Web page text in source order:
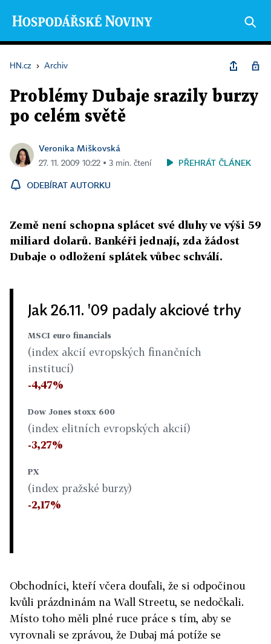
HN.cz › Archiv
Problémy Dubaje srazily burzy
po celém světě
Veronika Miškovská
27. 11. 2009 10:22 ▪ 3 min. čtení PŘEHRÁT ČLÁNEK
ODEBÍRAT AUTORKU
Země není schopna splácet své dluhy ve výši 59
miliard dolarů. Bankéři jednají, zda žádost
Dubaje o odložení splátek vůbec schválí.
Jak 26.11. '09 padaly akciové trhy
MSCI euro financials
(index akcií evropských finančních
institucí)
-4,47%
Dow Jones stoxx 600
(index elitních evropských akcií)
-3,27%
PX
(index pražské burzy)
-2,17%
Obchodníci, kteří včera doufali, že si odpočinou
kvůli prázdninám na Wall Streetu, se nedočkali.
Místo toho měli plné ruce práce s tím, aby se
vyrovnali se zprávou, že Dubaj má potíže se